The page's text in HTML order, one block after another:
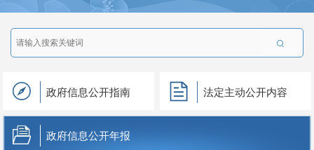

政府信息公开指南 法定主动公开内容
政府信息公开年报